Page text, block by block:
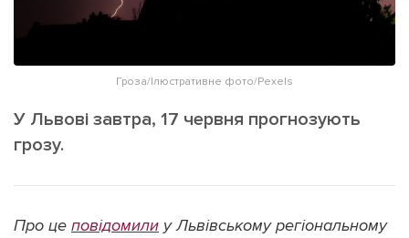
Репортаж
[email protected] Реклама на сайті
Гроза/Ілюстративне фото/Pexels
У Львові завтра, 17 червня прогнозують
грозу.
Про це повідомили у Львівському регіональному